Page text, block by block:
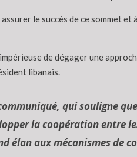
le succès de ce sommet et
de dégager une
libanais.
qui souligne
la coopération entre
élan aux mécanismes de